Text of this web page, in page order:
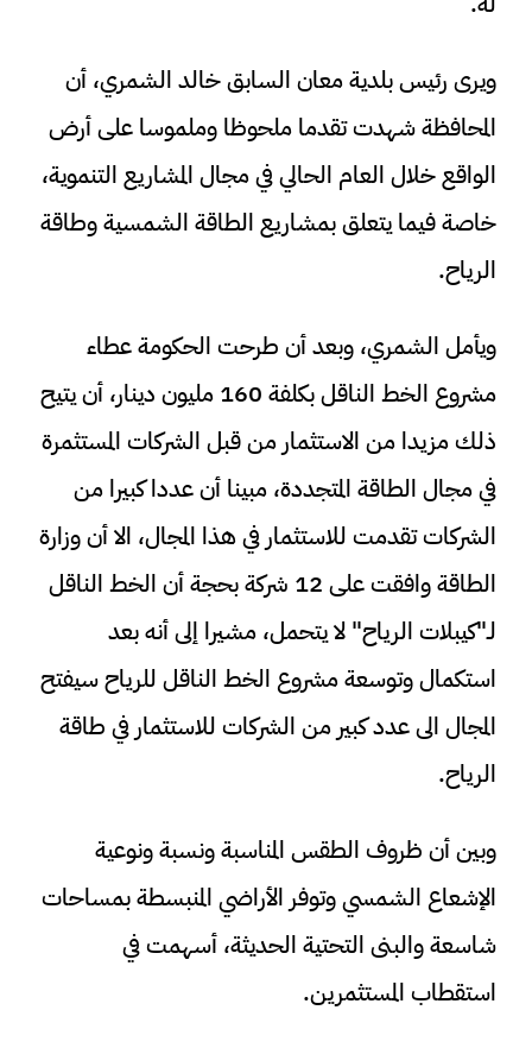
ويرى رئيس بلدية معان السابق خالد الشمري، أن
المحافظة شهدت تقدما ملحوظا وملموسا على أرض
الواقع خلال العام الحالي في مجال المشاريع التنموية،
خاصة فيما يتعلق بمشاريع الطاقة الشمسية وطاقة
الرياح.
ويأمل الشمري، وبعد أن طرحت الحكومة عطاء
مشروع الخط الناقل بكلفة 160 مليون دينار، أن يتيح
ذلك مزيدا من الاستثمار من قبل الشركات المستثمرة
في مجال الطاقة المتجددة، مبينا أن عددا كبيرا من
الشركات تقدمت للاستثمار في هذا المجال، الا أن وزارة
الطاقة وافقت على 12 شركة بحجة أن الخط الناقل
لـ"كيبلات الرياح" لا يتحمل، مشيرا إلى أنه بعد
استكمال وتوسعة مشروع الخط الناقل للرياح سيفتح
المجال الى عدد كبير من الشركات للاستثمار في طاقة
الرياح.
وبين أن ظروف الطقس المناسبة ونسبة ونوعية
الإشعاع الشمسي وتوفر الأراضي المنبسطة بمساحات
شاسعة والبنى التحتية الحديثة، أسهمت في
استقطاب المستثمرين.